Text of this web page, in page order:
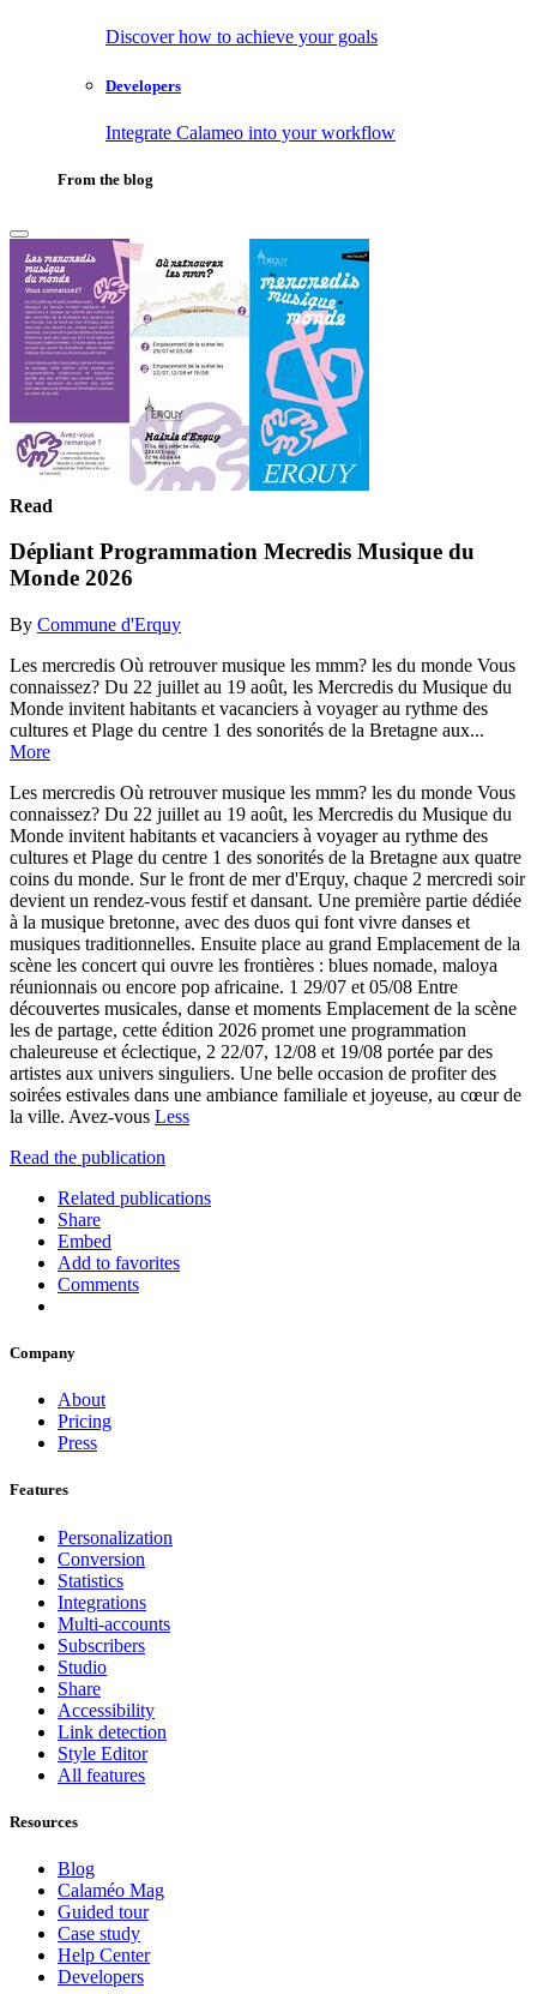
Discover how to achieve your goals
Developers
Integrate Calameo into your workflow
From the blog
Read
Dépliant Programmation Mecredis Musique du
Monde 2026
By Commune d'Erquy
Les mercredis Où retrouver musique les mmm? les du monde Vous
connaissez? Du 22 juillet au 19 août, les Mercredis du Musique du
Monde invitent habitants et vacanciers à voyager au rythme des
cultures et Plage du centre 1 des sonorités de la Bretagne aux...
More
Les mercredis Où retrouver musique les mmm? les du monde Vous
connaissez? Du 22 juillet au 19 août, les Mercredis du Musique du
Monde invitent habitants et vacanciers à voyager au rythme des
cultures et Plage du centre 1 des sonorités de la Bretagne aux quatre
coins du monde. Sur le front de mer d'Erquy, chaque 2 mercredi soir
devient un rendez-vous festif et dansant. Une première partie dédiée
à la musique bretonne, avec des duos qui font vivre danses et
musiques traditionnelles. Ensuite place au grand Emplacement de la
scène les concert qui ouvre les frontières : blues nomade, maloya
réunionnais ou encore pop africaine. 1 29/07 et 05/08 Entre
découvertes musicales, danse et moments Emplacement de la scène
les de partage, cette édition 2026 promet une programmation
chaleureuse et éclectique, 2 22/07, 12/08 et 19/08 portée par des
artistes aux univers singuliers. Une belle occasion de profiter des
soirées estivales dans une ambiance familiale et joyeuse, au cœur de
la ville. Avez-vous Less
Read the publication
Related publications
Share
Embed
Add to favorites
Comments
Company
About
Pricing
Press
Features
Personalization
Conversion
Statistics
Integrations
Multi-accounts
Subscribers
Studio
Share
Accessibility
Link detection
Style Editor
All features
Resources
Blog
Calaméo Mag
Guided tour
Case study
Help Center
Developers